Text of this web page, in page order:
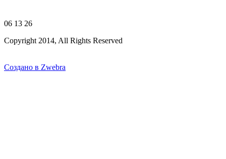
06 13 26
Copyright 2014, All Rights Reserved
Создано в Zwebra